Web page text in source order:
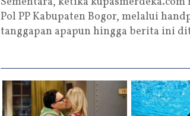
Pol PP Kabupaten Bogor, melalui
tanggapan apapun hingga berita ini